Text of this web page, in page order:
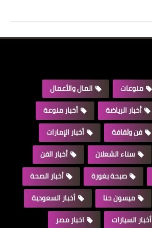
منوعات
المال والأعمال
أخبار الرياضة
أخبار منوعة
فن وثقافة
أخبار الإمارات
سناء الشعلان
أخبار الفن
صبحة بغورة
أخبار الصحة
ميسون حنا
أخبار السعودية
أخبار السيارات
اخبار مصر